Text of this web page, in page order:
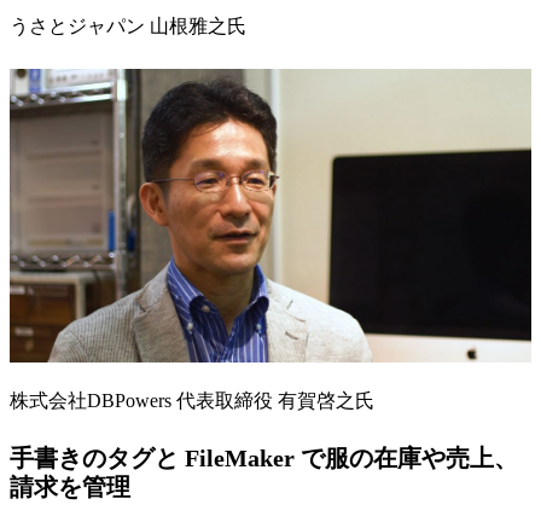
うさとジャパン 山根雅之氏
株式会社DBPowers 代表取締役 有賀啓之氏
手書きのタグと FileMaker で服の在庫や売上、
請求を管理